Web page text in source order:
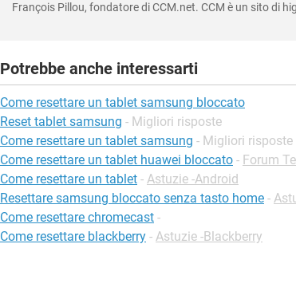
François Pillou, fondatore di CCM.net. CCM è un sito di
Potrebbe anche interessarti
Come resettare un tablet samsung bloccato
Reset tablet samsung - Migliori risposte
Come resettare un tablet samsung - Migliori risposte
Come resettare un tablet huawei bloccato - Forum
Come resettare un tablet - Astuzie -Android
Resettare samsung bloccato senza tasto home -
Come resettare chromecast -
Come resettare blackberry - Astuzie -Blackberry